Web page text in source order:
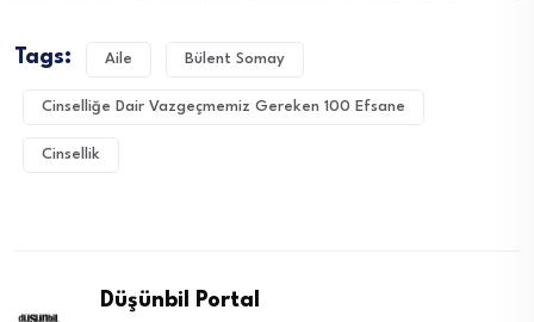
Tags: Aile Bülent Somay
Cinselliğe Dair Vazgeçmemiz Gereken 100 Efsane
Cinsellik
Düşünbil Portal